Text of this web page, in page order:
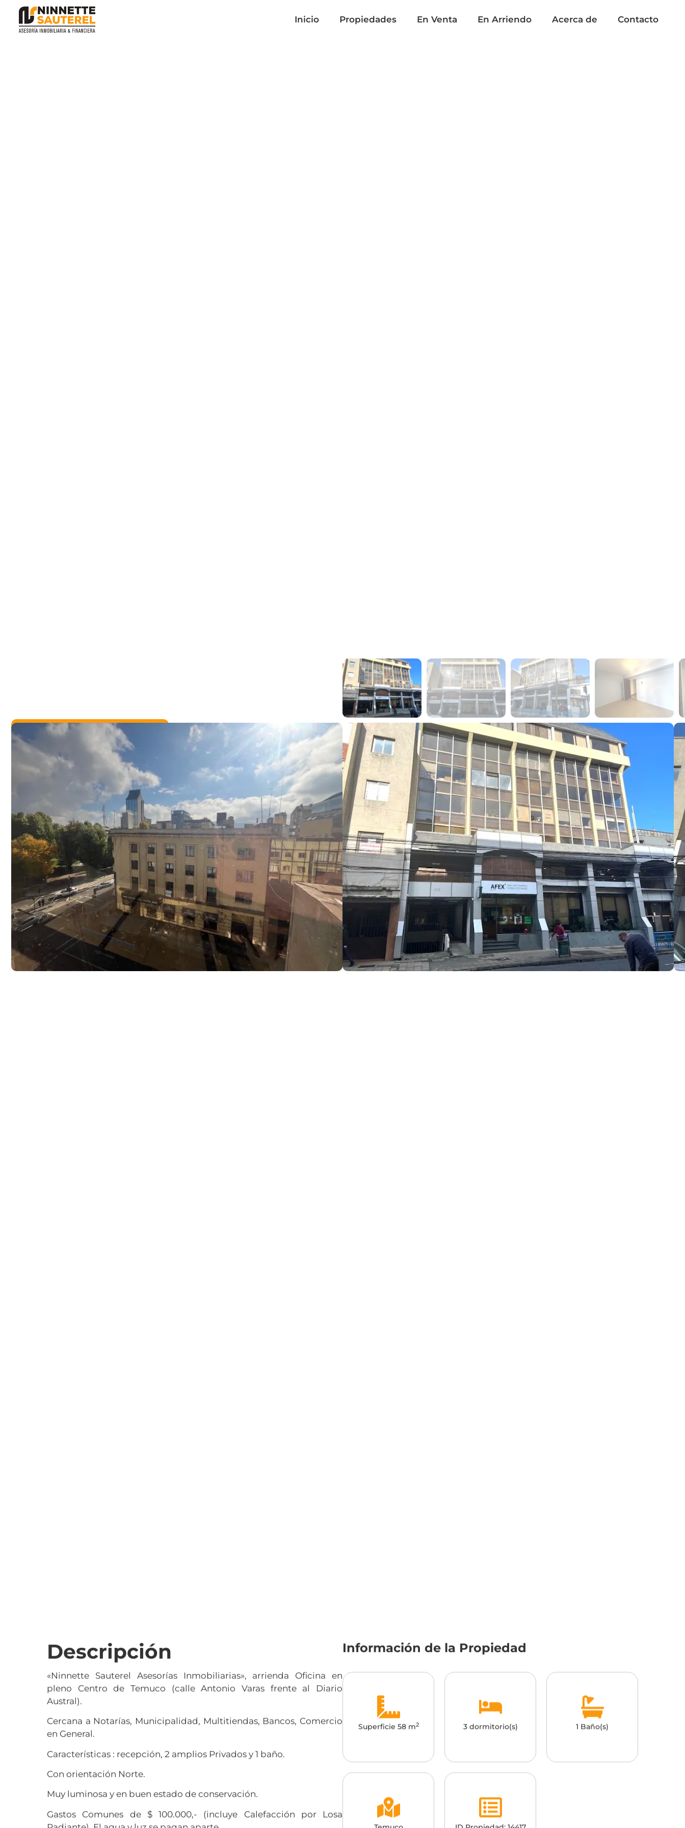
Inicio Propiedades En Venta En Arriendo Acerca de Contacto
PROPIEDAD EN ARRIENDO
Arrienda Oficina de 58 m2 en pleno
Centro de Temuco
UF 14
GASTOS COMUNES
$100.000.-
Compartir:
Ver Resumen
Descripción
«Ninnette Sauterel Asesorías Inmobiliarias», arrienda Oficina en
pleno Centro de Temuco (calle Antonio Varas frente al Diario
Austral).
Cercana a Notarías, Municipalidad, Multitiendas, Bancos, Comercio
en General.
Características : recepción, 2 amplios Privados y 1 baño.
Con orientación Norte.
Muy luminosa y en buen estado de conservación.
Gastos Comunes de $ 100.000,- (incluye Calefacción por Losa
Información de la Propiedad
Superficie 58 m2 3 dormitorio(s) 1 Baño(s)